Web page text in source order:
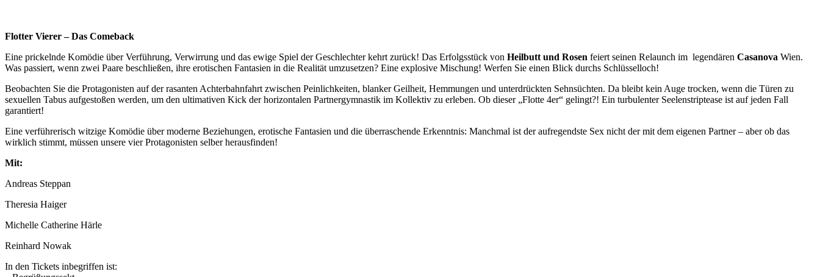
Flotter Vierer – Das Comeback
Eine prickelnde Komödie über Verführung, Verwirrung und das ewige Spiel der Geschlechter kehrt zurück! Das Erfolgsstück von Heilbutt und Rosen feiert seinen Relaunch im legendären Casanova Wien.
Was passiert, wenn zwei Paare beschließen, ihre erotischen Fantasien in die Realität umzusetzen? Eine explosive Mischung! Werfen Sie einen Blick durchs Schlüsselloch!
Beobachten Sie die Protagonisten auf der rasanten Achterbahnfahrt zwischen Peinlichkeiten, blanker Geilheit, Hemmungen und unterdrückten Sehnsüchten. Da bleibt kein Auge trocken, wenn die Türen zu
sexuellen Tabus aufgestoßen werden, um den ultimativen Kick der horizontalen Partnergymnastik im Kollektiv zu erleben. Ob dieser „Flotte 4er“ gelingt?! Ein turbulenter Seelenstriptease ist auf jeden Fall
garantiert!
Eine verführerisch witzige Komödie über moderne Beziehungen, erotische Fantasien und die überraschende Erkenntnis: Manchmal ist der aufregendste Sex nicht der mit dem eigenen Partner – aber ob das
wirklich stimmt, müssen unsere vier Protagonisten selber herausfinden!
Mit:
Andreas Steppan
Theresia Haiger
Michelle Catherine Härle
Reinhard Nowak
In den Tickets inbegriffen ist: